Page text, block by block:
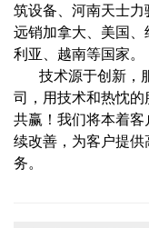
筑设备、河南天士
远销加拿大、美国
利亚、越南等国家。
技术源于创新，
司，用技术和热忱
共赢！我们将本着
续改善，为客户提
务。